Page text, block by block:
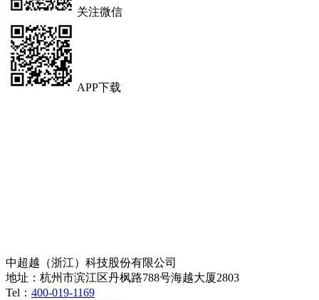
关注微信
APP下载
中超越（浙江）科技股份有限公司
地址：杭州市滨江区丹枫路788号海越大厦2803
Tel： 400-019-1169